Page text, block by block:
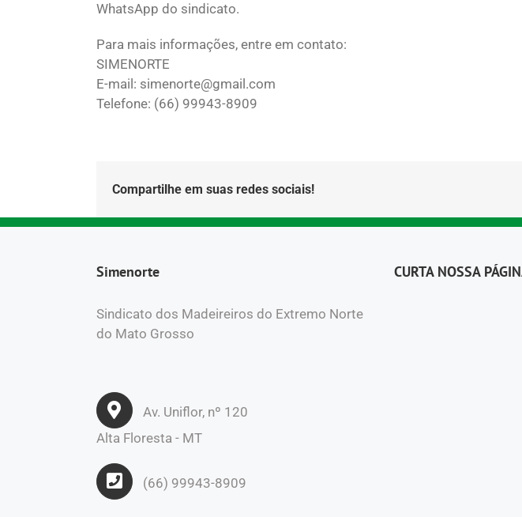
WhatsApp do sindicato.
Para mais informações, entre em contato:
SIMENORTE
E-mail: simenorte@gmail.com
Telefone: (66) 99943-8909
Compartilhe em suas redes sociais!
Simenorte
Sindicato dos Madeireiros do Extremo Norte
do Mato Grosso
Av. Uniflor, nº 120
Alta Floresta - MT
(66) 99943-8909
CURTA NOSSA